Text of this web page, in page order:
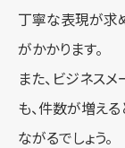
丁寧な表現が求
がかかります。
また、ビジネス
も、件数が増え
ながるでしょう。